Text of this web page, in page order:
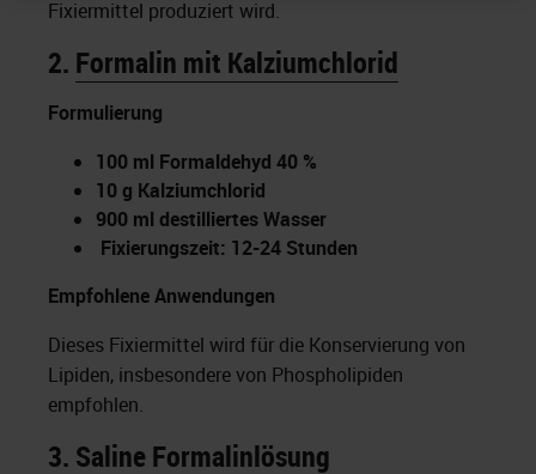
Fixiermittel produziert wird.
2. Formalin mit Kalziumchlorid
Formulierung
100 ml Formaldehyd 40 %
10 g Kalziumchlorid
900 ml destilliertes Wasser
Fixierungszeit: 12-24 Stunden
Empfohlene Anwendungen
Dieses Fixiermittel wird für die Konservierung von
Lipiden, insbesondere von Phospholipiden
empfohlen.
3. Saline Formalinlösung